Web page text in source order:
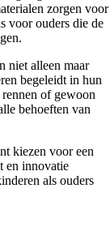
zorgen voor
voor ouders die de
niet alleen maar
begeleidt in hun
of gewoon
behoeften van
kiezen voor een
en innovatie
als ouders